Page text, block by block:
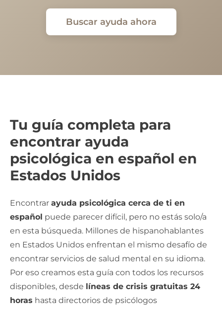
Buscar ayuda ahora
Tu guía completa para
encontrar ayuda
psicológica en español en
Estados Unidos
Encontrar ayuda psicológica cerca de ti en
español puede parecer difícil, pero no estás solo/a
en esta búsqueda. Millones de hispanohablantes
en Estados Unidos enfrentan el mismo desafío de
encontrar servicios de salud mental en su idioma.
Por eso creamos esta guía con todos los recursos
disponibles, desde líneas de crisis gratuitas 24
horas hasta directorios de psicólogos